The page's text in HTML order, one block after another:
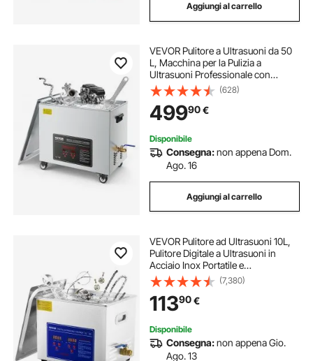
Aggiungi al carrello
VEVOR Pulitore a Ultrasuoni da 50
L, Macchina per la Pulizia a
Ultrasuoni Professionale con
Cestello di Pulizia e Display Digitale,
in Acciaio Inox da 840 W e 40 kHz
con Ruote per Parti, Carburatori
(628)
49990€
Disponibile
Consegna:non appena Dom.
Ago. 16
Aggiungi al carrello
VEVOR Pulitore ad Ultrasuoni 10L,
Pulitore Digitale a Ultrasuoni in
Acciaio Inox Portatile e
Professionale per Occhiali, Gioielli,
Monete, Pulizia Digitale di Gioielli
per Uso Domestico Commerciale
(7,380)
11390€
Disponibile
Consegna:non appena Gio.
Ago. 13